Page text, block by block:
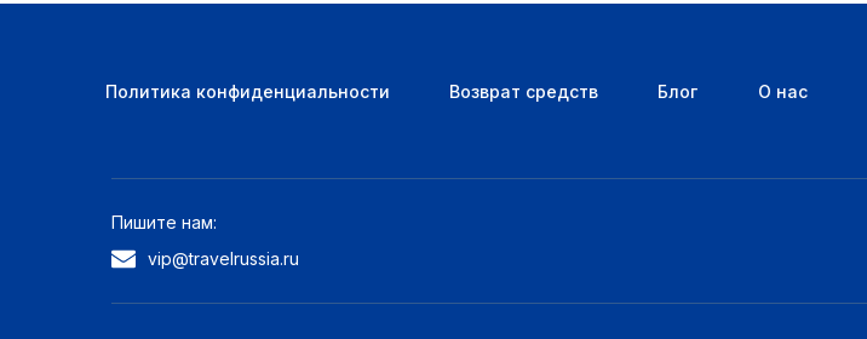
Политика конфиденциальности Возврат средств Блог О нас
Пишите нам:
vip@travelrussia.ru